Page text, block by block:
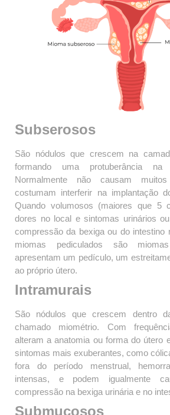
Subserosos
São nódulos que crescem na
formando uma protuberância na
Normalmente não causam
costumam interferir na implantação
Quando volumosos (maiores que 5
dores no local e sintomas urinários
compressão da bexiga ou do intestino
miomas pediculados são
apresentam um pedículo, um
ao próprio útero.
Intramurais
São nódulos que crescem dentro
chamado miométrio. Com
alteram a anatomia ou forma do útero
sintomas mais exuberantes, como
fora do período menstrual,
intensas, e podem igualmente
compressão na bexiga urinária e no
Submucosos